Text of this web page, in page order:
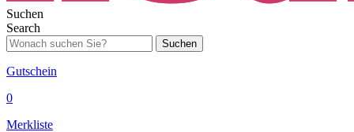
Suchen
Search
Suchen
Gutschein
0
Merkliste